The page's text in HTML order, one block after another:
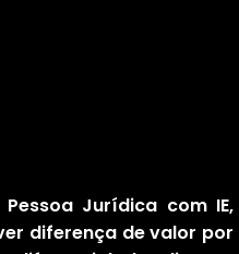
Jurídica com IE,
diferença de valor por